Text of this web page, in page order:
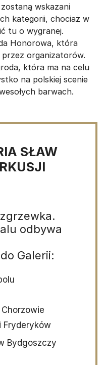
wskazani
kategorii, chociaż w
tu o wygranej.
Honorowa, która
organizatorów.
która ma na celu
na polskiej scenie
barwach.
SŁAW
odbywa
Galerii:
Fryderyków
Bydgoszczy